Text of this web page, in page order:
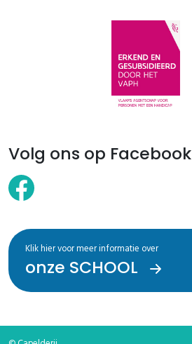
Volg ons op Facebook
Klik hier voor meer informatie over
onze SCHOOL